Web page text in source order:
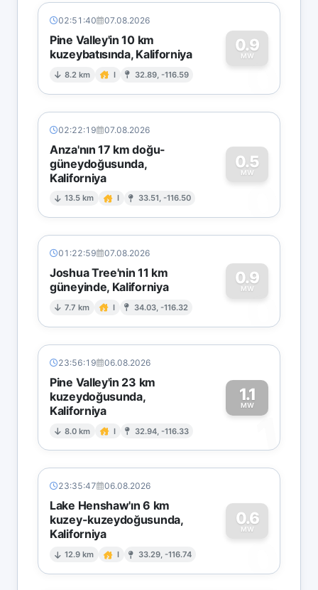
02:51:40 07.08.2026
Pine Valley'in 10 km
kuzeybatısında, Kaliforniya
8.2 km I 32.89, -116.59
0.9
MW
0
02:22:19 07.08.2026
Anza'nın 17 km doğu-
güneydoğusunda,
Kaliforniya
13.5 km I 33.51, -116.50
0.5
MW
0
01:22:59 07.08.2026
Joshua Tree'nin 11 km
güneyinde, Kaliforniya
7.7 km I 34.03, -116.32
0.9
MW
0
23:56:19 06.08.2026
Pine Valley'in 23 km
kuzeydoğusunda,
Kaliforniya
8.0 km I 32.94, -116.33
1.1
MW
1
23:35:47 06.08.2026
Lake Henshaw'ın 6 km
kuzey-kuzeydoğusunda,
Kaliforniya
12.9 km I 33.29, -116.74
0.6
MW
0